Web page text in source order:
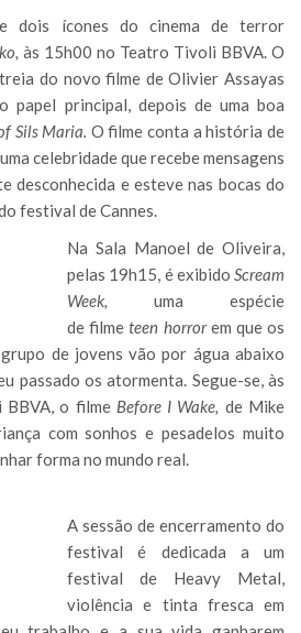
dois ícones do cinema de terror
às 15h00 no Teatro Tivoli BBVA. O
do novo filme de Olivier Assayas
papel principal, depois de uma boa
Sils Maria. O filme conta a história de
celebridade que recebe mensagens
desconhecida e esteve nas bocas do
festival de Cannes.
Na Sala Manoel de Oliveira,
pelas 19h15, é exibido Scream
Week, uma espécie
de filmeteen horrorem que os
de jovens vão por água abaixo
passado os atormenta. Segue-se, às
o filme Before I Wake, de Mike
com sonhos e pesadelos muito
forma no mundo real.
A sessão de encerramento do
festival é dedicada a um
festival de Heavy Metal,
violência e tinta fresca em